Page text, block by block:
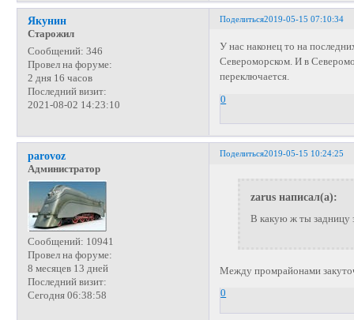
Поделиться2019-05-15 07:10:34
Якунин
Старожил
Сообщений: 346
Провел на форуме:
2 дня 16 часов
Последний визит:
2021-08-02 14:23:10
У нас наконец то на
Североморском. И в
переключается.
0
Поделиться2019-05-15 10:24:25
parovoz
Администратор
Сообщений: 10941
Провел на форуме:
8 месяцев 13 дней
Последний визит:
Сегодня 06:38:58
zarus написал(а):
В какую ж ты задницу
Между промрайонами
0